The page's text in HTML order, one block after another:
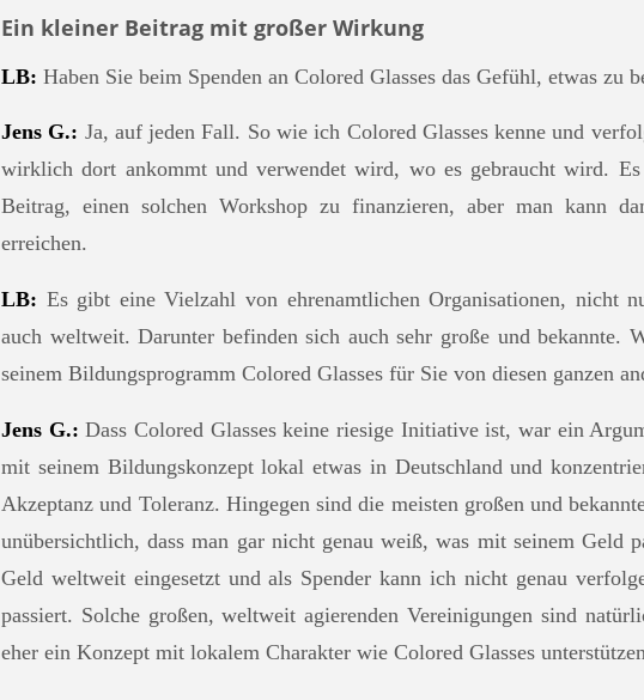
Ein kleiner Beitrag mit großer Wirkung
LB: Haben Sie beim Spenden an Colored Glasses das Gefühl, etwas zu
Jens G.: Ja, auf jeden Fall. So wie ich Colored Glasses kenne und
wirklich dort ankommt und verwendet wird, wo es gebraucht wird.
Beitrag, einen solchen Workshop zu finanzieren, aber man kann
erreichen.
LB: Es gibt eine Vielzahl von ehrenamtlichen Organisationen, nicht
auch weltweit. Darunter befinden sich auch sehr große und bekannte.
seinem Bildungsprogramm Colored Glasses für Sie von diesen ganzen
Jens G.: Dass Colored Glasses keine riesige Initiative ist, war ein
mit seinem Bildungskonzept lokal etwas in Deutschland und
Akzeptanz und Toleranz. Hingegen sind die meisten großen und
unübersichtlich, dass man gar nicht genau weiß, was mit seinem Geld
Geld weltweit eingesetzt und als Spender kann ich nicht genau
passiert. Solche großen, weltweit agierenden Vereinigungen sind
eher ein Konzept mit lokalem Charakter wie Colored Glasses